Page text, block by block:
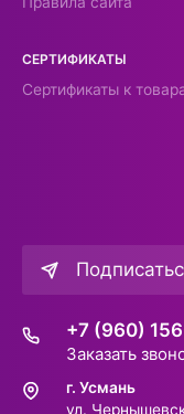
СЕРТИФИКАТЫ
Сертификаты к
+7 (960)
Заказать
г. Усмань
ул.